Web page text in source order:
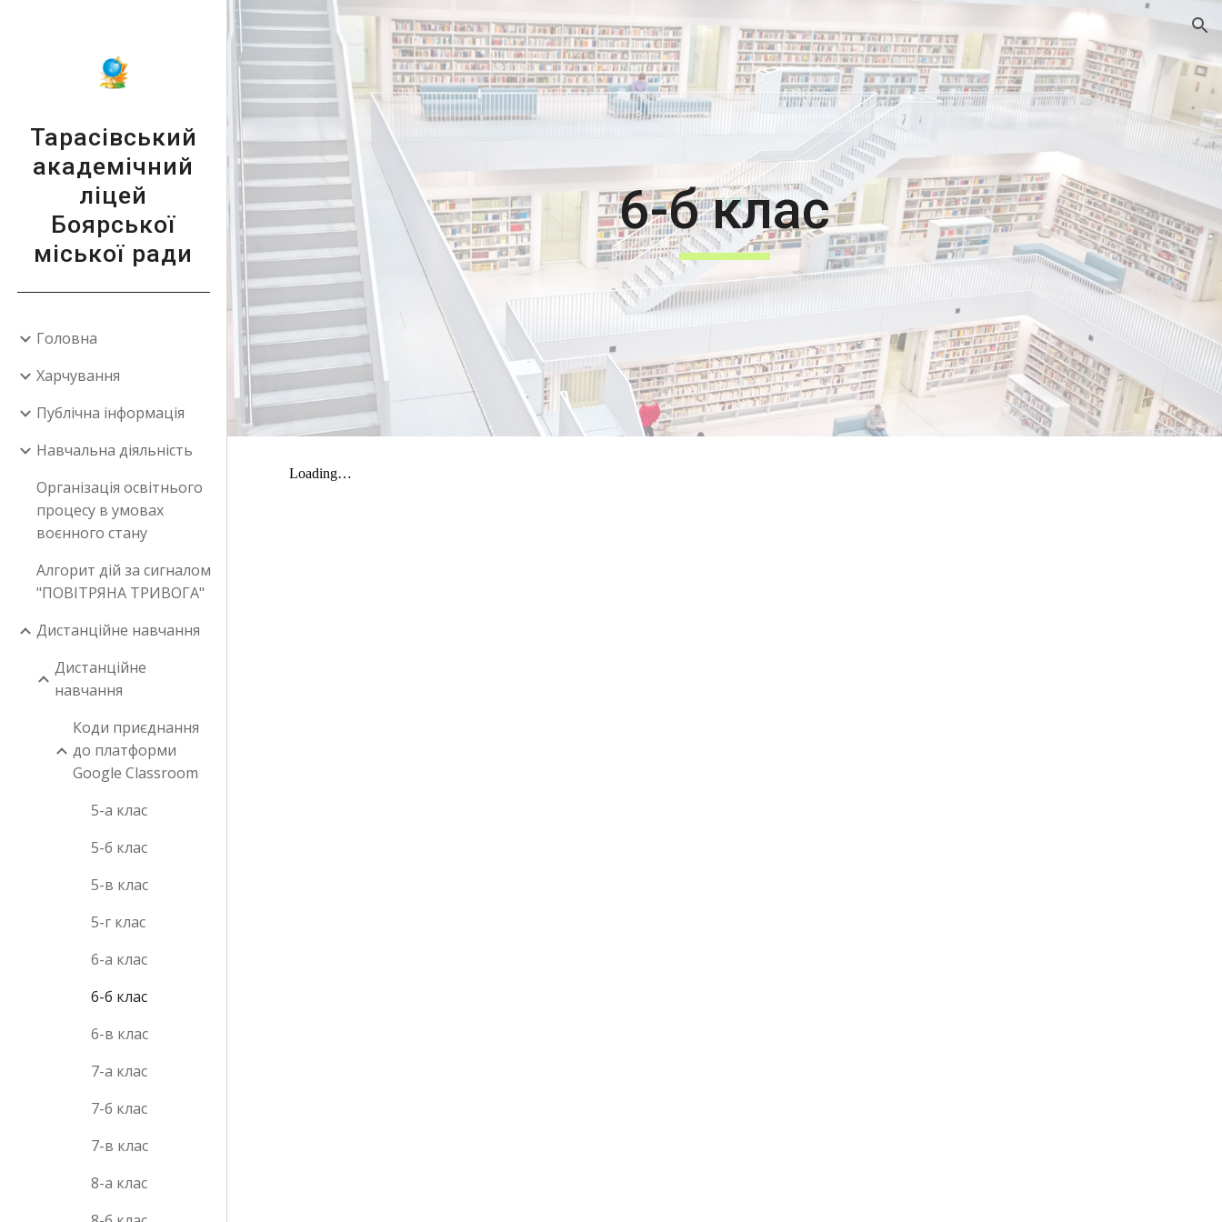
Skip to main content Skip to navigation
Тарасівський
академічний
ліцей
Боярської
міської ради
Головна
Харчування
Публічна інформація
Навчальна діяльність
Організація освітнього
процесу в умовах
воєнного стану
Алгорит дій за сигналом
"ПОВІТРЯНА ТРИВОГА"
Дистанційне навчання
Дистанційне
навчання
Коди приєднання
до платформи
Google Classroom
5-а клас
5-б клас
5-в клас
5-г клас
6-а клас
6-б клас
6-в клас
7-а клас
7-б клас
7-в клас
8-а клас
6-б клас